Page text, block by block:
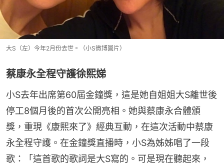
大S（左）今年2月份去世。（小S微博圖片）
蔡康永全程守護徐熙娣
小S去年出席第60屆金鐘獎，這是她自姐姐大S離世後
停工8個月後的首次公開亮相。她與蔡康永合體頒
獎，重現《康熙來了》經典互動，在這次活動中蔡康
永全程守護。在金鐘獎直播時，小S為姊姊唱了一段
歌：「這首歌的歌詞是大S寫的。可是現在聽起來，